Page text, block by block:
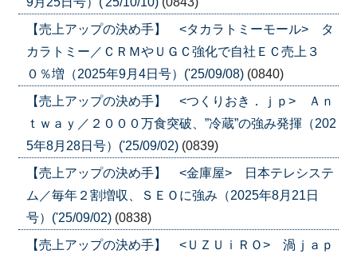
【売上アップの決め手】 <タカラトミーモール> タ
カラトミー／ＣＲＭやＵＧＣ強化で自社ＥＣ売上３
０％増（2025年9月4日号）('25/09/08) (0840)
【売上アップの決め手】 <つくりおき．ｊｐ> Ａｎ
ｔｗａｙ／２０００万食突破、”冷蔵”の強み発揮（202
5年8月28日号）('25/09/02) (0839)
【売上アップの決め手】 <金庫屋> 日本テレシステ
ム／毎年２割増収、ＳＥＯに強み（2025年8月21日
号）('25/09/02) (0838)
【売上アップの決め手】 <ＵＺＵｉＲＯ> 渦ｊａｐ